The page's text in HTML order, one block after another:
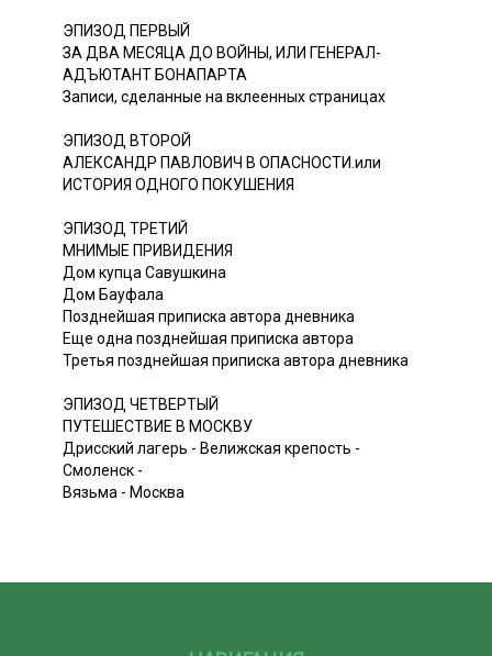
ЭПИЗОД ПЕРВЫЙ
ЗА ДВА МЕСЯЦА ДО ВОЙНЫ, ИЛИ ГЕНЕРАЛ-
АДЪЮТАНТ БОНАПАРТА
Записи, сделанные на вклеенных страницах
ЭПИЗОД ВТОРОЙ
АЛЕКСАНДР ПАВЛОВИЧ В ОПАСНОСТИ.или
ИСТОРИЯ ОДНОГО ПОКУШЕНИЯ
ЭПИЗОД ТРЕТИЙ
МНИМЫЕ ПРИВИДЕНИЯ
Дом купца Савушкина
Дом Бауфала
Позднейшая приписка автора дневника
Еще одна позднейшая приписка автора
Третья позднейшая приписка автора дневника
ЭПИЗОД ЧЕТВЕРТЫЙ
ПУТЕШЕСТВИЕ В МОСКВУ
Дрисский лагерь - Велижская крепость -
Смоленск -
Вязьма - Москва